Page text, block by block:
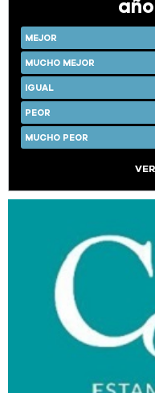
MEJOR
MUCHO MEJOR
IGUAL
PEOR
MUCHO PEOR